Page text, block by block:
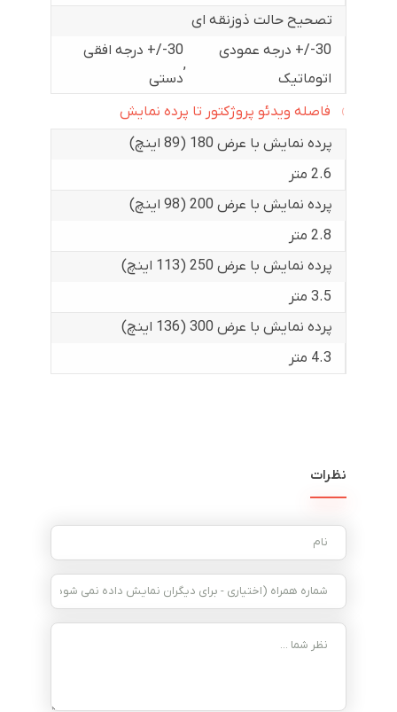
تصحیح حالت ذوزنقه ای
30-/+ درجه عمودی
اتوماتیک
,
30-/+ درجه افقی
دستی
فاصله ویدئو پروژکتور تا پرده نمایش
پرده نمایش با عرض 180 (89 اینچ)
2.6 متر
پرده نمایش با عرض 200 (98 اینچ)
2.8 متر
پرده نمایش با عرض 250 (113 اینچ)
3.5 متر
پرده نمایش با عرض 300 (136 اینچ)
4.3 متر
نظرات